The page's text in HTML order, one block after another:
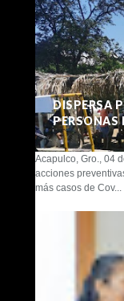
DISPERSA
PERSONAS
Acapulco, Gro., 04
acciones
más casos de Cov...